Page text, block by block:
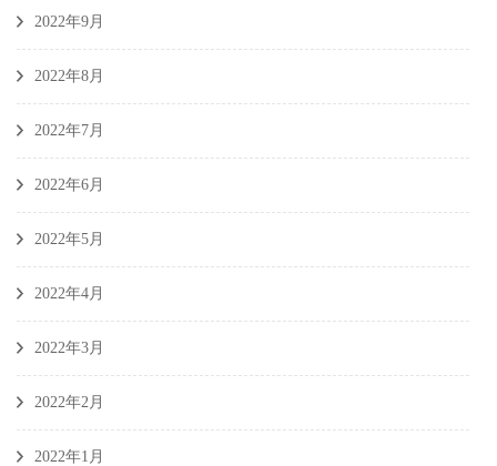
2022年9月
2022年8月
2022年7月
2022年6月
2022年5月
2022年4月
2022年3月
2022年2月
2022年1月